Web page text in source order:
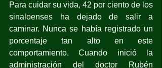
Para cuidar su vida, 42 por ciento de los
sinaloenses ha dejado de salir a
caminar. Nunca se había registrado un
porcentaje tan alto en este
comportamiento. Cuando inició la
administración del doctor Rubén